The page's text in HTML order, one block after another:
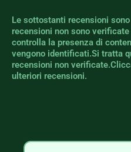
Le sottostanti recensioni
recensioni non sono
controlla la presenza di
vengono identificati.Si tratta
recensioni non
ulteriori recensioni.